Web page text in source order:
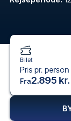
Billet
Pris pr. person
Fra2.895 kr.